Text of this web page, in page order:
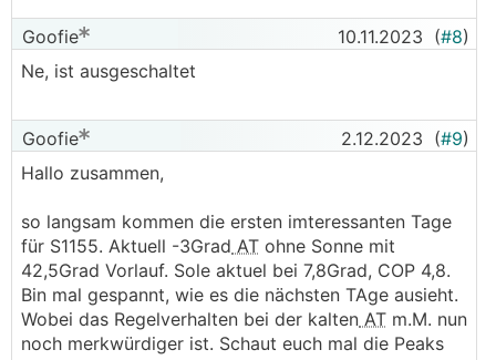
Goofie 10.11.2023 (#8)
Ne, ist ausgeschaltet
Goofie 2.12.2023 (#9)
Hallo zusammen,
so langsam kommen die ersten imteressanten Tage
für S1155. Aktuell -3Grad AT ohne Sonne mit
42,5Grad Vorlauf. Sole aktuel bei 7,8Grad, COP 4,8.
Bin mal gespannt, wie es die nächsten TAge ausieht.
Wobei das Regelverhalten bei der kalten AT m.M. nun
noch merkwürdiger ist. Schaut euch mal die Peaks